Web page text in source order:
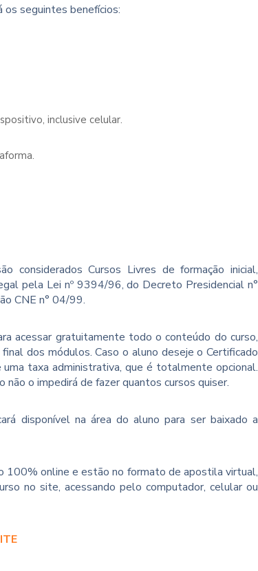
os seguintes benefícios:
inclusive celular.
considerados Cursos Livres de formação inicial,
pela Lei nº 9394/96, do Decreto Presidencial n°
CNE n° 04/99.
acessar gratuitamente todo o conteúdo do curso,
dos módulos. Caso o aluno deseje o Certificado
taxa administrativa, que é totalmente opcional.
o impedirá de fazer quantos cursos quiser.
disponível na área do aluno para ser baixado a
100% online e estão no formato de apostila virtual,
no site, acessando pelo computador, celular ou